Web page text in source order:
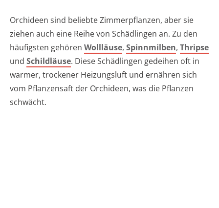
Orchideen sind beliebte Zimmerpflanzen, aber sie
ziehen auch eine Reihe von Schädlingen an. Zu den
häufigsten gehören Wollläuse, Spinnmilben, Thripse
und Schildläuse. Diese Schädlingen gedeihen oft in
warmer, trockener Heizungsluft und ernähren sich
vom Pflanzensaft der Orchideen, was die Pflanzen
schwächt.